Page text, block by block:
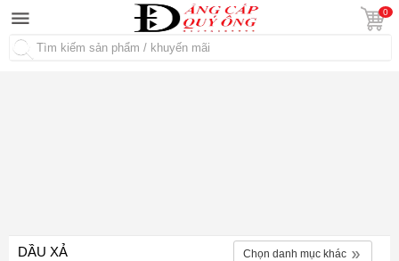
Tìm kiếm
0
DẦU XẢ Chọn danh mục khác